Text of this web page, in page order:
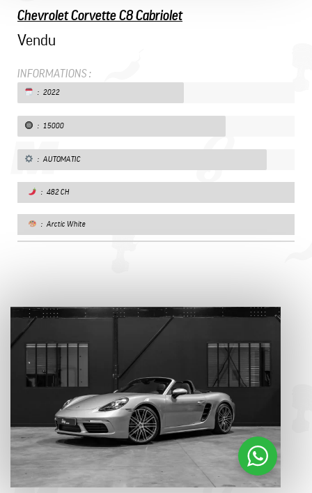
Chevrolet Corvette C8 Cabriolet
Vendu
INFORMATIONS :
: 2022
: 15000
: AUTOMATIC
: 482 CH
: Arctic White